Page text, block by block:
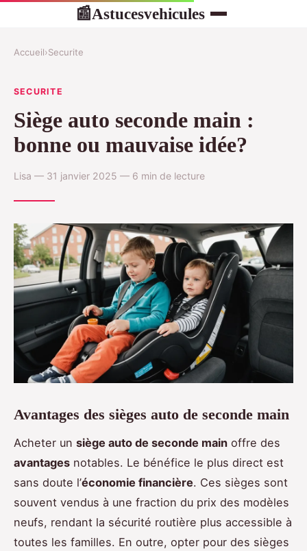
📰Astucesvehicules
Accueil›Securite
SECURITE
Siège auto seconde main :
bonne ou mauvaise idée?
Lisa — 31 janvier 2025 — 6 min de lecture
Avantages des sièges auto de seconde main
Acheter un siège auto de seconde main offre des
avantages notables. Le bénéfice le plus direct est
sans doute l’économie financière. Ces sièges sont
souvent vendus à une fraction du prix des modèles
neufs, rendant la sécurité routière plus accessible à
toutes les familles. En outre, opter pour des sièges